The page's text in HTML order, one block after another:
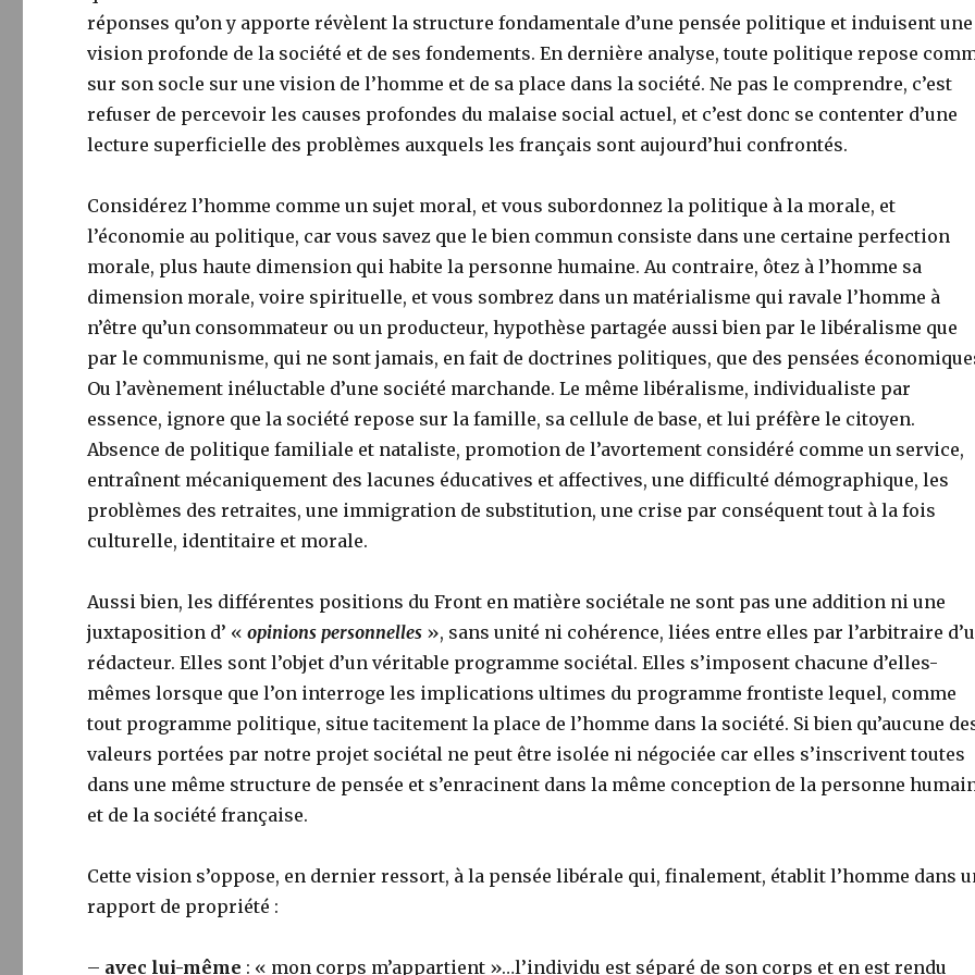
réponses qu’on y apporte révèlent la structure fondamentale d’une pensée politique et induisent une
vision profonde de la société et de ses fondements. En dernière analyse, toute politique repose
sur son socle sur une vision de l’homme et de sa place dans la société. Ne pas le comprendre, c’est
refuser de percevoir les causes profondes du malaise social actuel, et c’est donc se contenter d’une
lecture superficielle des problèmes auxquels les français sont aujourd’hui confrontés.
Considérez l’homme comme un sujet moral, et vous subordonnez la politique à la morale, et
l’économie au politique, car vous savez que le bien commun consiste dans une certaine perfection
morale, plus haute dimension qui habite la personne humaine. Au contraire, ôtez à l’homme sa
dimension morale, voire spirituelle, et vous sombrez dans un matérialisme qui ravale l’homme à
n’être qu’un consommateur ou un producteur, hypothèse partagée aussi bien par le libéralisme que
par le communisme, qui ne sont jamais, en fait de doctrines politiques, que des pensées
Ou l’avènement inéluctable d’une société marchande. Le même libéralisme, individualiste par
essence, ignore que la société repose sur la famille, sa cellule de base, et lui préfère le citoyen.
Absence de politique familiale et nataliste, promotion de l’avortement considéré comme un service,
entraînent mécaniquement des lacunes éducatives et affectives, une difficulté démographique, les
problèmes des retraites, une immigration de substitution, une crise par conséquent tout à la fois
culturelle, identitaire et morale.
Aussi bien, les différentes positions du Front en matière sociétale ne sont pas une addition ni une
juxtaposition d’ «opinions personnelles », sans unité ni cohérence, liées entre elles par l’arbitraire
rédacteur. Elles sont l’objet d’un véritable programme sociétal. Elles s’imposent chacune d’elles-
mêmes lorsque que l’on interroge les implications ultimes du programme frontiste lequel, comme
tout programme politique, situe tacitement la place de l’homme dans la société. Si bien qu’aucune
valeurs portées par notre projet sociétal ne peut être isolée ni négociée car elles s’inscrivent toutes
dans une même structure de pensée et s’enracinent dans la même conception de la personne
et de la société française.
Cette vision s’oppose, en dernier ressort, à la pensée libérale qui, finalement, établit l’homme dans
rapport de propriété :
– avec lui-même : « mon corps m’appartient »…l’individu est séparé de son corps et en est rendu